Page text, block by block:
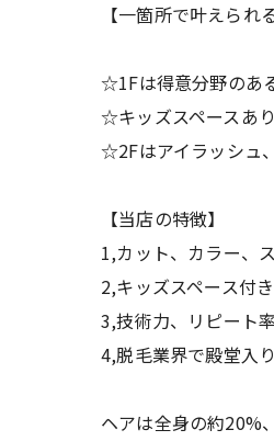
【一箇所で叶えられ
☆1Fは得意分野のあ
☆キッズスペースあ
☆2Fはアイラッシュ
【当店の特徴】
1,カット、カラー、
2,キッズスペース付
3,技術力、リピート
4,脱毛業界で殿堂入
ヘアは全身の約20%